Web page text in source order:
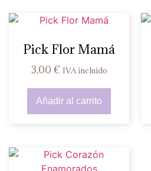
Pick Flor Mamá
3,00 € IVA incluido
Añadir al carrito